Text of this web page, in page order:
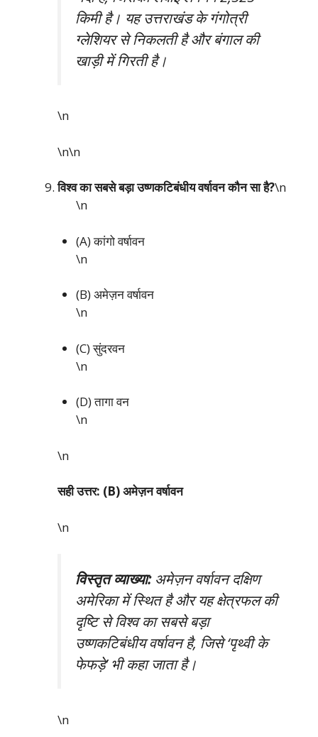
किमी है। यह उत्तराखंड के गंगोत्री
ग्लेशियर से निकलती है और बंगाल की
खाड़ी में गिरती है।
\n
\n\n
विश्व का सबसे बड़ा उष्णकटिबंधीय वर्षावन कौन सा है?\n
\n
(A) कांगो वर्षावन
\n
(B) अमेज़न वर्षावन
\n
(C) सुंदरवन
\n
(D) तागा वन
\n
\n
सही उत्तर: (B) अमेज़न वर्षावन
\n
विस्तृत व्याख्या:अमेज़न वर्षावन दक्षिण
अमेरिका में स्थित है और यह क्षेत्रफल की
दृष्टि से विश्व का सबसे बड़ा
उष्णकटिबंधीय वर्षावन है, जिसे ‘पृथ्वी के
फेफड़े’ भी कहा जाता है।
\n